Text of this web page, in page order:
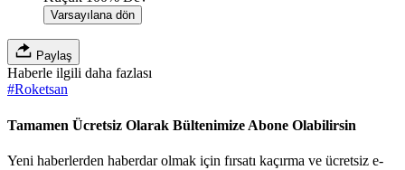
Varsayılana dön
Paylaş
Haberle ilgili daha fazlası
#Roketsan
Tamamen Ücretsiz Olarak Bültenimize Abone Olabilirsin
Yeni haberlerden haberdar olmak için fırsatı kaçırma ve ücretsiz e-